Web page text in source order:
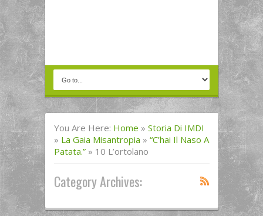
You Are Here: Home » Storia Di IMDI
» La Gaia Misantropia » “C’hai Il Naso A
Patata.” » 10 L’ortolano
Category Archives: